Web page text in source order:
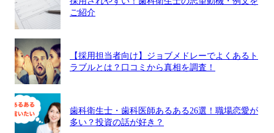
ご紹介
【採用担当者向け】ジョブメドレーでよくあるト
ラブルとは？口コミから真相を調査！
歯科衛生士・歯科医師あるある26選！職場恋愛が
多い？投資の話が好き？